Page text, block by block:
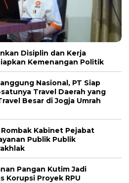
Disiplin dan Kerja
Kemenangan Politik
Nasional, PT Siap
Travel Daerah yang
Besar di Jogja Umrah
Kabinet Pejabat
Publik Publik
Pangan Kutim Jadi
Korupsi Proyek RPU